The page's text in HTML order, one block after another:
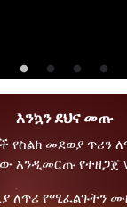
እንኳን ደህና መጡ
የስልክ መደወያ ጥሪን
እንዲመርጡ የተዘጋጀ
ለጥሪ የሚፈልጉትን